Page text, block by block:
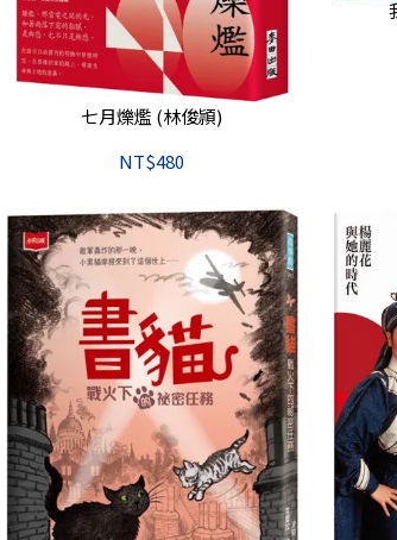
七月爍爁 (林俊頴)
NT$480